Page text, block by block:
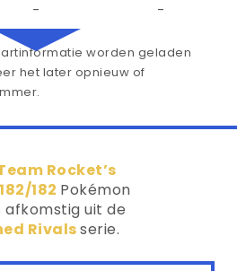
- -
worden geladen
het later opnieuw of
Rocket’s
182 Pokémon
afkomstig uit de
Rivalsserie.